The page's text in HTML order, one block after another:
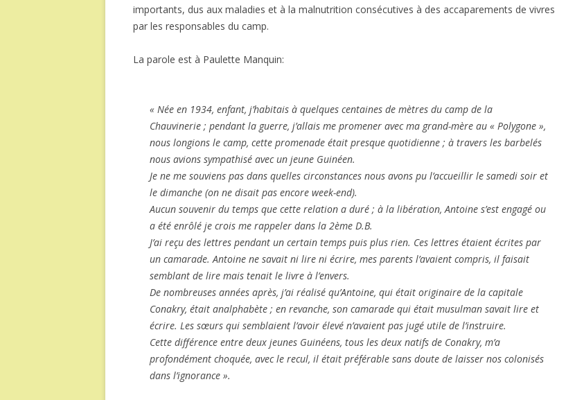
importants, dus aux maladies et à la malnutrition consécutives à des accaparements de vivres
par les responsables du camp.
La parole est à Paulette Manquin:
« Née en 1934, enfant, j’habitais à quelques centaines de mètres du camp de la
Chauvinerie ; pendant la guerre, j’allais me promener avec ma grand-mère au « Polygone »,
nous longions le camp, cette promenade était presque quotidienne ; à travers les barbelés
nous avions sympathisé avec un jeune Guinéen.
Je ne me souviens pas dans quelles circonstances nous avons pu l’accueillir le samedi soir et
le dimanche (on ne disait pas encore week-end).
Aucun souvenir du temps que cette relation a duré ; à la libération, Antoine s’est engagé ou
a été enrôlé je crois me rappeler dans la 2ème D.B.
J’ai reçu des lettres pendant un certain temps puis plus rien. Ces lettres étaient écrites par
un camarade. Antoine ne savait ni lire ni écrire, mes parents l’avaient compris, il faisait
semblant de lire mais tenait le livre à l’envers.
De nombreuses années après, j’ai réalisé qu’Antoine, qui était originaire de la capitale
Conakry, était analphabète ; en revanche, son camarade qui était musulman savait lire et
écrire. Les sœurs qui semblaient l’avoir élevé n’avaient pas jugé utile de l’instruire.
Cette différence entre deux jeunes Guinéens, tous les deux natifs de Conakry, m’a
profondément choquée, avec le recul, il était préférable sans doute de laisser nos colonisés
dans l’ignorance ».